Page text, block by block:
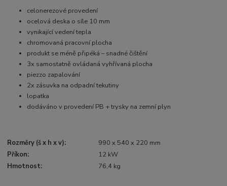
celonerezové provedení
ocelová deska o síle 10 mm
vynikající vedení tepla
chromovaná pracovní plocha
produkt se méně připéká – snadné čištění
3x samostatně ovládaná vyhřívaná plocha
piezzo zapalování
2x zásuvka na odpadní tekutiny
lopatka
dodáváno v provedení PB + trysky na zemní plyn
Rozměry (š x h x v):
990 x 540 x 220 mm
Příkon:
12 kW
Hmotnost:
76,4 kg